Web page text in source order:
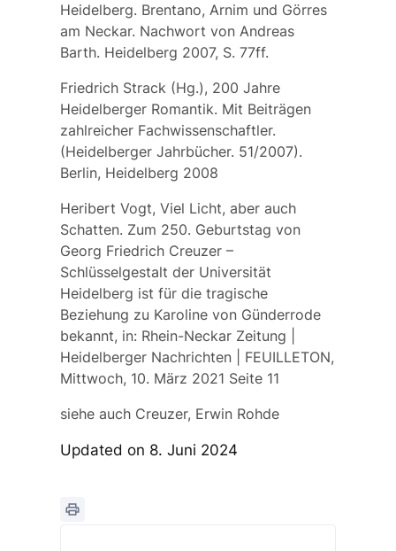
Heidelberg. Brentano, Arnim und Görres
am Neckar. Nachwort von Andreas
Barth. Heidelberg 2007, S. 77ff.
Friedrich Strack (Hg.), 200 Jahre
Heidelberger Romantik. Mit Beiträgen
zahlreicher Fachwissenschaftler.
(Heidelberger Jahrbücher. 51/2007).
Berlin, Heidelberg 2008
Heribert Vogt, Viel Licht, aber auch
Schatten. Zum 250. Geburtstag von
Georg Friedrich Creuzer –
Schlüsselgestalt der Universität
Heidelberg ist für die tragische
Beziehung zu Karoline von Günderrode
bekannt, in: Rhein-Neckar Zeitung |
Heidelberger Nachrichten | FEUILLETON,
Mittwoch, 10. März 2021 Seite 11
siehe auchCreuzer, Erwin Rohde
Updated on 8. Juni 2024